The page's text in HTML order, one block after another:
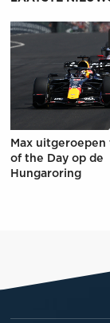
Max
of the Day op de
Hungaroring